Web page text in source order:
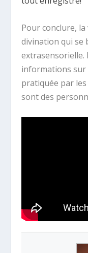
Pour conclure,
divination qui se
extrasensorielle.
informations sur
pratiquée par
sont des